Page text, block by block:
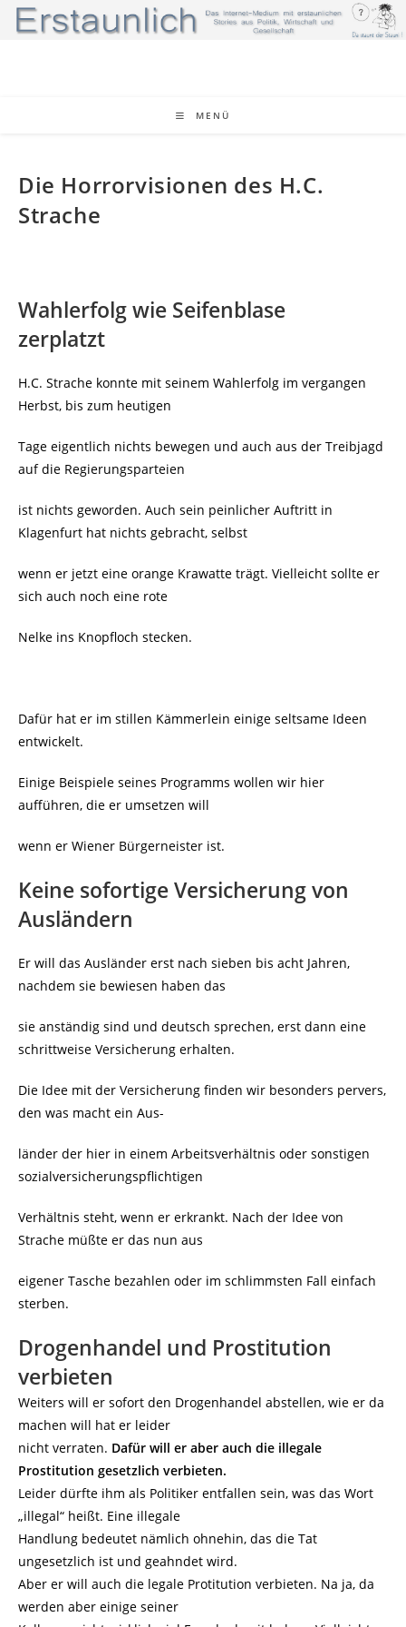
Zum
Inhalt
MENÜ
Die Horrorvisionen des H.C.
Strache
Wahlerfolg wie Seifenblase
zerplatzt
H.C. Strache konnte mit seinem Wahlerfolg im vergangen
Herbst, bis zum heutigen
Tage eigentlich nichts bewegen und auch aus der Treibjagd
auf die Regierungsparteien
ist nichts geworden. Auch sein peinlicher Auftritt in
Klagenfurt hat nichts gebracht, selbst
wenn er jetzt eine orange Krawatte trägt. Vielleicht sollte er
sich auch noch eine rote
Nelke ins Knopfloch stecken.
Dafür hat er im stillen Kämmerlein einige seltsame Ideen
entwickelt.
Einige Beispiele seines Programms wollen wir hier
aufführen, die er umsetzen will
wenn er Wiener Bürgerneister ist.
Keine sofortige Versicherung von
Ausländern
Er will das Ausländer erst nach sieben bis acht Jahren,
nachdem sie bewiesen haben das
sie anständig sind und deutsch sprechen, erst dann eine
schrittweise Versicherung erhalten.
Die Idee mit der Versicherung finden wir besonders pervers,
den was macht ein Aus-
länder der hier in einem Arbeitsverhältnis oder sonstigen
sozialversicherungspflichtigen
Verhältnis steht, wenn er erkrankt. Nach der Idee von
Strache müßte er das nun aus
eigener Tasche bezahlen oder im schlimmsten Fall einfach
sterben.
Drogenhandel und Prostitution
verbieten
Weiters will er sofort den Drogenhandel abstellen, wie er da
machen will hat er leider
nicht verraten. Dafür will er aber auch die illegale
Prostitution gesetzlich verbieten.
Leider dürfte ihm als Politiker entfallen sein, was das Wort
„illegal“ heißt. Eine illegale
Handlung bedeutet nämlich ohnehin, das die Tat
ungesetzlich ist und geahndet wird.
Aber er will auch die legale Protitution verbieten. Na ja, da
werden aber einige seiner